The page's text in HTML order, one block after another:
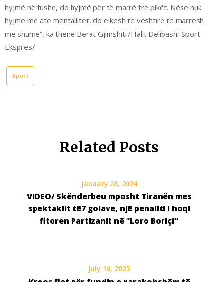
hyjmë në fushë, do hyjmë për të marrë tre pikët. Nëse nuk
hyjmë me atë mentallitet, do e kesh të vështirë të marrësh
më shumë”, ka thënë Berat Gjimshiti./Halit Delibashi-Sport
Ekspres/
Sport
Related Posts
January 28, 2024
VIDEO/ Skënderbeu mposht Tiranën mes
spektaklit të7 golave, një penallti i hoqi
fitoren Partizanit në “Loro Boriçi”
July 16, 2025